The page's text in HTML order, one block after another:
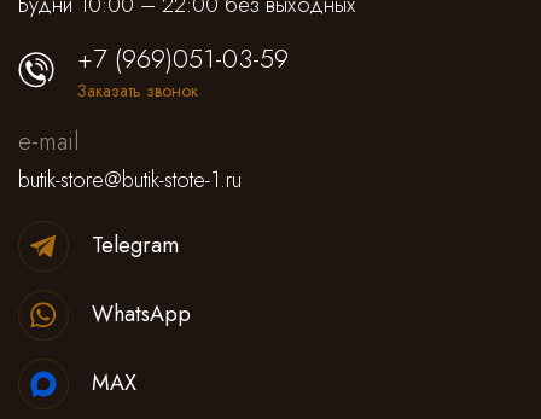
+7 (969)051-03-59
Заказать звонок
e-mail
butik-store@butik-stote-1.ru
Telegram
WhatsApp
MAX